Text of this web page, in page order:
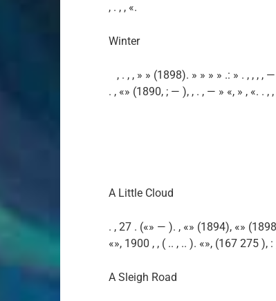
, . , , «.
Winter
, . , , » » (1898). » » » » .: » . , , , ,
. , «» (1890, ; — ), , . , — » «, » , «. . ,
A Little Cloud
. , 27 . («» — ). , «» (1894), «»
«», 1900 , , ( .. , .. ). «», (167 275 ),
A Sleigh Road